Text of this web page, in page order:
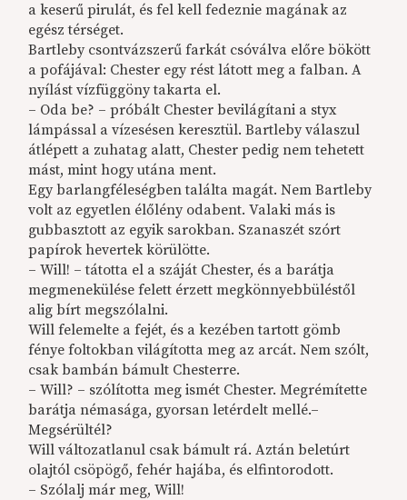
a keserű pirulát, és fel kell fedeznie magának az
egész térséget.
Bartleby csontvázszerű farkát csóválva előre bökött
a pofájával: Chester egy rést látott meg a falban. A
nyílást vízfüggöny takarta el.
– Oda be? – próbált Chester bevilágítani a styx
lámpással a vízesésen keresztül. Bartleby válaszul
átlépett a zuhatag alatt, Chester pedig nem tehetett
mást, mint hogy utána ment.
Egy barlangféleségben találta magát. Nem Bartleby
volt az egyetlen élőlény odabent. Valaki más is
gubbasztott az egyik sarokban. Szanaszét szórt
papírok hevertek körülötte.
– Will! – tátotta el a száját Chester, és a barátja
megmenekülése felett érzett megkönnyebbüléstől
alig bírt megszólalni.
Will felemelte a fejét, és a kezében tartott gömb
fénye foltokban világította meg az arcát. Nem szólt,
csak bambán bámult Chesterre.
– Will? – szólította meg ismét Chester. Megrémítette
barátja némasága, gyorsan letérdelt mellé.–
Megsérültél?
Will változatlanul csak bámult rá. Aztán beletúrt
olajtól csöpögő, fehér hajába, és elfintorodott.
– Szólalj már meg, Will!